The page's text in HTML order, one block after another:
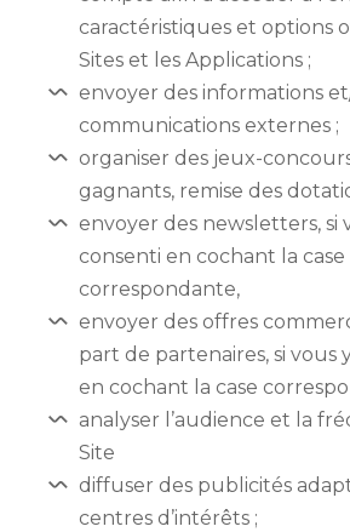
caractéristiques et options
Sites et les Applications ;
envoyer des informations
communications externes ;
organiser des jeux-
gagnants, remise des
envoyer des newsletters, si
consenti en cochant la case
correspondante,
envoyer des offres
part de partenaires, si vous
en cochant la case
analyser l’audience et la
Site
diffuser des publicités
centres d’intérêts ;